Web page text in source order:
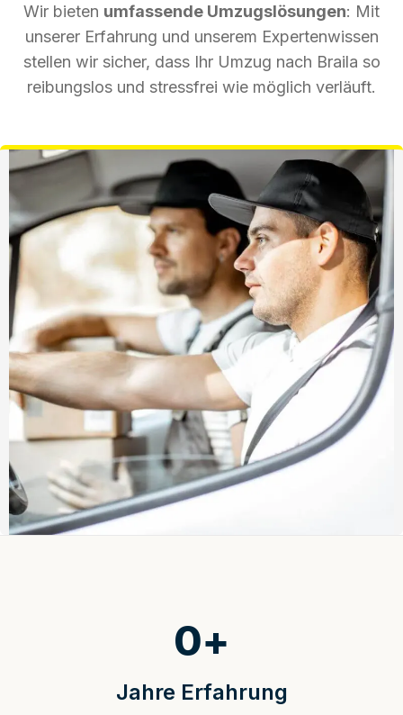
Wir bieten umfassende Umzugslösungen: Mit
unserer Erfahrung und unserem Expertenwissen
stellen wir sicher, dass Ihr Umzug nach Braila so
reibungslos und stressfrei wie möglich verläuft.
Jahre Erfahrung
0+